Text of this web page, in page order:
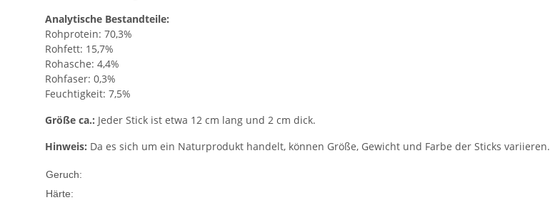
Analytische Bestandteile:
Rohprotein: 70,3%
Rohfett: 15,7%
Rohasche: 4,4%
Rohfaser: 0,3%
Feuchtigkeit: 7,5%
Größe ca.: Jeder Stick ist etwa 12 cm lang und 2 cm dick.
Hinweis: Da es sich um ein Naturprodukt handelt, können Größe, Gewicht und Farbe der Sticks variieren.
Geruch:
Härte: